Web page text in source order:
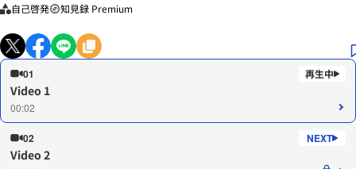
自己啓発 知見録 Premium
01
Video 1
00:02
02
Video 2